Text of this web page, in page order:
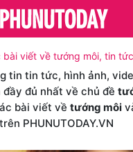
viết về tướng môi, tin
tin tin tức, hình ảnh,
đủ nhất về chủ đề
bài viết về tướng môi
trên PHUNUTODAY.VN